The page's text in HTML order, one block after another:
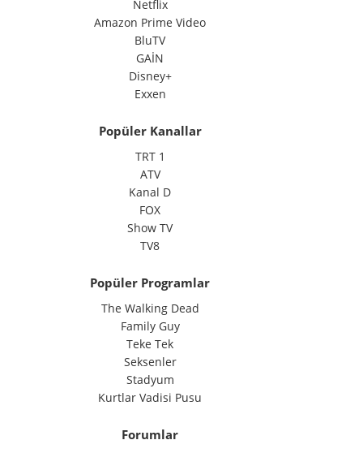
Netflix
Amazon Prime Video
BluTV
GAİN
Disney+
Exxen
Popüler Kanallar
TRT 1
ATV
Kanal D
FOX
Show TV
TV8
Popüler Programlar
The Walking Dead
Family Guy
Teke Tek
Seksenler
Stadyum
Kurtlar Vadisi Pusu
Forumlar